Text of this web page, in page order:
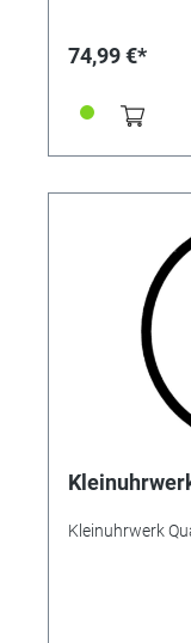
74,99 €*
Kleinuhrwerk